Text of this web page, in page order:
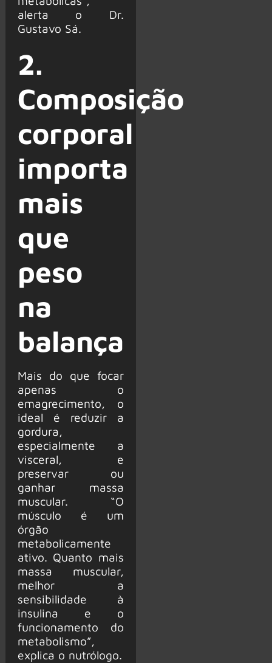
alerta o Dr.
Gustavo Sá.
2.
Composição
corporal
importa
mais
que
peso
na
balança
Mais do que focar
apenas o
emagrecimento, o
ideal é reduzir a
gordura,
especialmente a
visceral, e
preservar ou
ganhar massa
muscular. “O
músculo é um
órgão
metabolicamente
ativo. Quanto mais
massa muscular,
melhor a
sensibilidade à
insulina e o
funcionamento do
metabolismo”,
explica o nutrólogo.